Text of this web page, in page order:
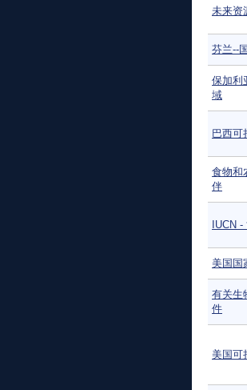
未来资
芬兰--
保加利
域
巴西可
食物和
伴
IUCN
美国国
有关生
件
美国可